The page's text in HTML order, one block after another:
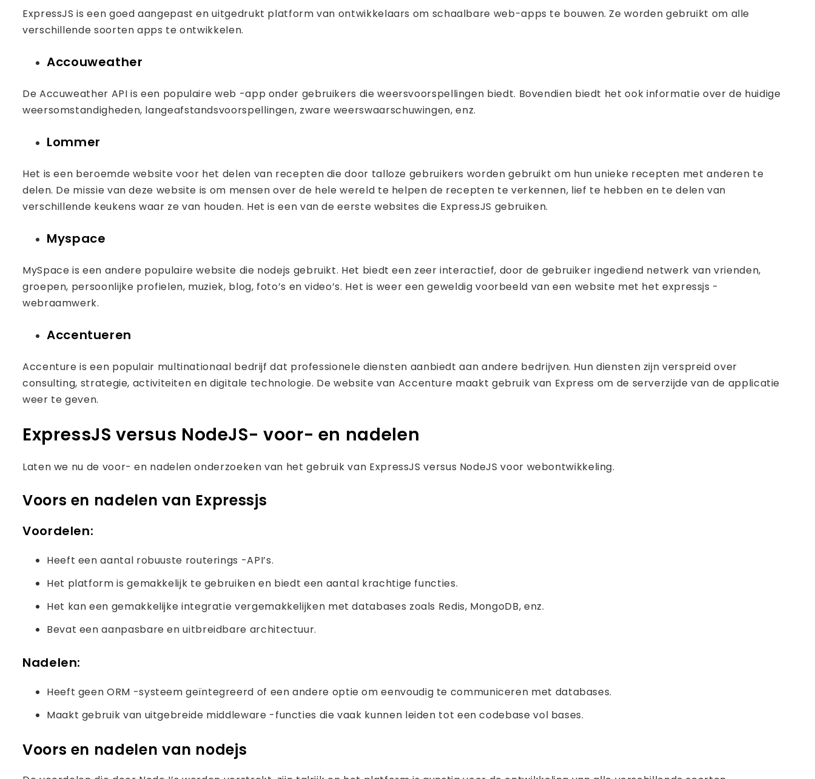
ExpressJS is een goed aangepast en uitgedrukt platform van ontwikkelaars om schaalbare web-apps te bouwen. Ze worden gebruikt om alle
verschillende soorten apps te ontwikkelen.
Accouweather
De Accuweather API is een populaire web -app onder gebruikers die weersvoorspellingen biedt. Bovendien biedt het ook informatie over de huidige
weersomstandigheden, langeafstandsvoorspellingen, zware weerswaarschuwingen, enz.
Lommer
Het is een beroemde website voor het delen van recepten die door talloze gebruikers worden gebruikt om hun unieke recepten met anderen te
delen. De missie van deze website is om mensen over de hele wereld te helpen de recepten te verkennen, lief te hebben en te delen van
verschillende keukens waar ze van houden. Het is een van de eerste websites die ExpressJS gebruiken.
Myspace
MySpace is een andere populaire website die nodejs gebruikt. Het biedt een zeer interactief, door de gebruiker ingediend netwerk van vrienden,
groepen, persoonlijke profielen, muziek, blog, foto’s en video’s. Het is weer een geweldig voorbeeld van een website met het expressjs -
webraamwerk.
Accentueren
Accenture is een populair multinationaal bedrijf dat professionele diensten aanbiedt aan andere bedrijven. Hun diensten zijn verspreid over
consulting, strategie, activiteiten en digitale technologie. De website van Accenture maakt gebruik van Express om de serverzijde van de applicatie
weer te geven.
ExpressJS versus NodeJS- voor- en nadelen
Laten we nu de voor- en nadelen onderzoeken van het gebruik van ExpressJS versus NodeJS voor webontwikkeling.
Voors en nadelen van Expressjs
Voordelen:
Heeft een aantal robuuste routerings -API’s.
Het platform is gemakkelijk te gebruiken en biedt een aantal krachtige functies.
Het kan een gemakkelijke integratie vergemakkelijken met databases zoals Redis, MongoDB, enz.
Bevat een aanpasbare en uitbreidbare architectuur.
Nadelen:
Heeft geen ORM -systeem geïntegreerd of een andere optie om eenvoudig te communiceren met databases.
Maakt gebruik van uitgebreide middleware -functies die vaak kunnen leiden tot een codebase vol bases.
Voors en nadelen van nodejs